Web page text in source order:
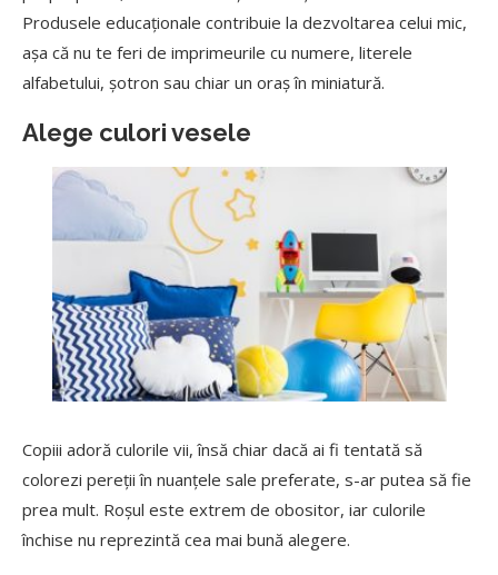
Produsele educaționale contribuie la dezvoltarea celui mic,
așa că nu te feri de imprimeurile cu numere, literele
alfabetului, șotron sau chiar un oraș în miniatură.
Alege culori vesele
Copiii adoră culorile vii, însă chiar dacă ai fi tentată să
colorezi pereții în nuanțele sale preferate, s-ar putea să fie
prea mult. Roșul este extrem de obositor, iar culorile
închise nu reprezintă cea mai bună alegere.